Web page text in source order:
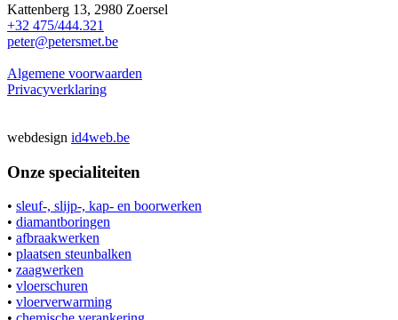
Kattenberg 13, 2980 Zoersel
+32 475/444.321
peter@petersmet.be
Algemene voorwaarden
Privacyverklaring
webdesign id4web.be
Onze specialiteiten
• sleuf-, slijp-, kap- en boorwerken
• diamantboringen
• afbraakwerken
• plaatsen steunbalken
• zaagwerken
• vloerschuren
• vloerverwarming